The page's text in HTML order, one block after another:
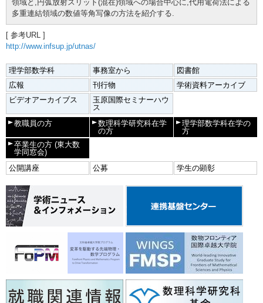
領域と,円弧放射スリット(混在)領域への場合中心に,代用電荷法による
多重連結領域の数値等角写像の方法を紹介する.
[ 参考URL ]
http://www.infsup.jp/utnas/
理学部数学科 事務室から
図書館
広報
刊行物
学術資料アーカイブ
ビデオアーカイブス
玉原国際セミナーハウ
ス
教職員の方
数理科学研究科在学
の方
理学部数学科在学の
方
卒業生の方 (東大数
学同窓会)
公開講座
公募 学生の顕彰